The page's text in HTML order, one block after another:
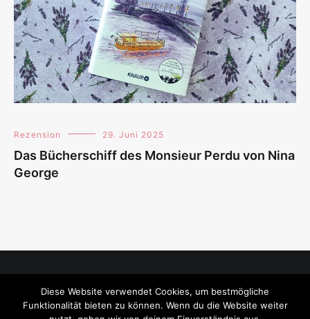
Rezension 29. Juni 2025
Das Bücherschiff des Monsieur Perdu von Nina
George
Impressum
Diese Website verwendet Cookies, um bestmögliche
Funktionalität bieten zu können. Wenn du die Website weiter